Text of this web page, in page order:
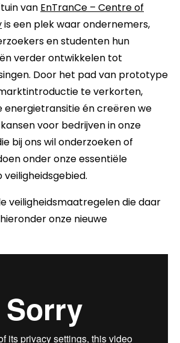
van EnTranCe – Centre of
is een plek waar ondernemers,
en studenten hun
verder ontwikkelen tot
Door het pad van prototype
te verkorten,
energietransitie én creëren we
voor bedrijven in onze
bij ons wil onderzoeken of
onder onze essentiële
veiligheidsmaatregelen die daar
onze nieuwe